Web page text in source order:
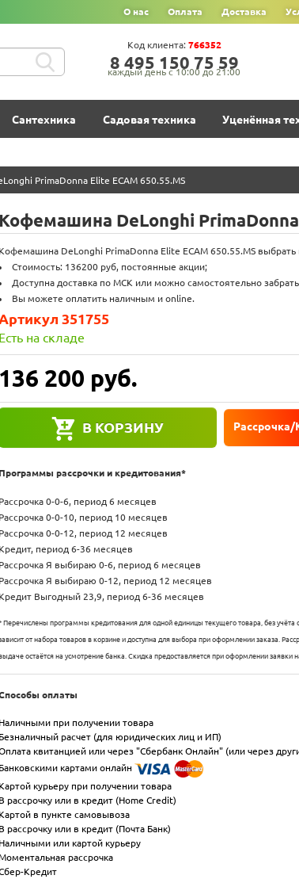
О нас Оплата Доставка
8‍ 4‍9‍5‍ 1‍5‍0‍ 7‍5‍ 5‍9‍
каждый день с 10:00 до 21:00
Код клиента: 766352
Сантехника Садовая техника Уценённая
PrimaDonna Elite ECAM 650.55.MS
Кофемашина DeLonghi
Кофемашина DeLonghi PrimaDonna Elite ECAM 650.55.MS выбрать
Стоимость: 136200 руб, постоянные акции;
Доступна доставка по МСК или можно самостоятельно
Вы можете оплатить наличным и online.
136 200 руб.
В КОРЗИНУ Рассрочка/
Программы рассрочки и кредитования*
Рассрочка 0-0-6, период 6 месяцев
Рассрочка 0-0-10, период 10 месяцев
Рассрочка 0-0-12, период 12 месяцев
Кредит, период 6-36 месяцев
Рассрочка Я выбираю 0-6, период 6 месяцев
Рассрочка Я выбираю 0-12, период 12 месяцев
Кредит Выгодный 23,9, период 6-36 месяцев
Перечислены программы кредитования для одной единицы текущего товара, без
от набора товаров в корзине и доступна для выбора при оформлении заказа.
остаётся на усмотрение банка. Скидка предоставляется при оформлении заявки
351755
Есть на складе
оплаты
Наличными при получении товара
Безналичный расчет (для юридических лиц и ИП)
квитанцией или через "Сбербанк Онлайн" (или через
Банковскими картами онлайн
Картой курьеру при получении товара
В рассрочку или в кредит (Home Credit)
Картой в пункте самовывоза
В рассрочку или в кредит (Почта Банк)
Наличными или картой курьеру
Моментальная рассрочка
Кредит